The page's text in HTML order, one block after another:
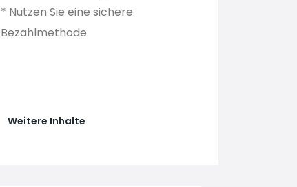
* Nutzen Sie eine sichere
Bezahlmethode
Weitere Inhalte